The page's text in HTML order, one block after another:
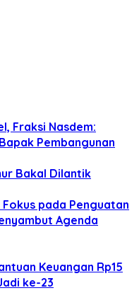
Fraksi Nasdem:
Pembangunan
Bakal Dilantik
Fokus pada Penguatan
Agenda
Keuangan Rp15
ke-23